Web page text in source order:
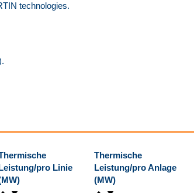
technologies.
pro Linie
Thermische
Leistung/pro Anlage
(MW)